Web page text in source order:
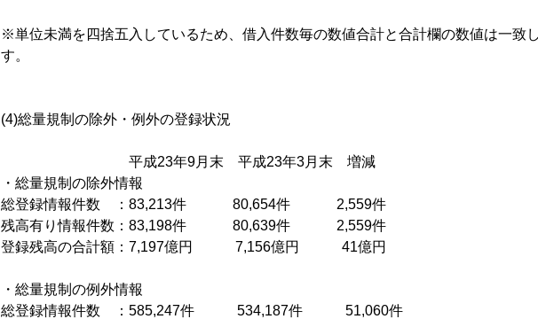
※単位未満を四捨五入しているため、借入件数毎の数値合計と合計欄の数値は一致
す。
(4)総量規制の除外・例外の登録状況
平成23年9月末 平成23年3月末 増減
・総量規制の除外情報
総登録情報件数 ：83,213件 80,654件 2,559件
残高有り情報件数：83,198件 80,639件 2,559件
登録残高の合計額：7,197億円 7,156億円 41億円
・総量規制の例外情報
総登録情報件数 ：585,247件 534,187件 51,060件